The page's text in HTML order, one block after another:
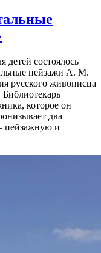
детей состоялось
пейзажи А. М.
русского живописца
которое он
два
пейзажную и